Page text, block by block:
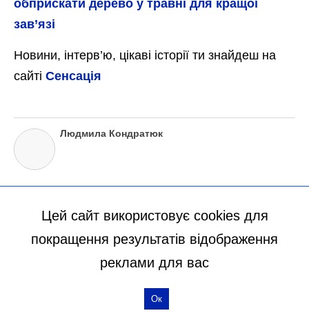
Цей сайт використовує cookies для
покращення результатів відображення
реклами для вас
Ок